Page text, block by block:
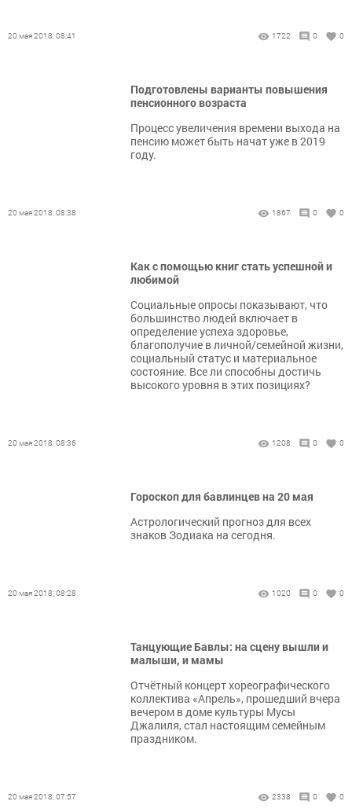
20 мая 2018, 08:41 1722 0 0
Подготовлены варианты повышения
пенсионного возраста
Процесс увеличения времени выхода на
пенсию может быть начат уже в 2019
году.
20 мая 2018, 08:38 1867 0 0
Как с помощью книг стать успешной и
любимой
Социальные опросы показывают, что
большинство людей включает в
определение успеха здоровье,
благополучие в личной/семейной жизни,
социальный статус и материальное
состояние. Все ли способны достичь
высокого уровня в этих позициях?
20 мая 2018, 08:36 1208 0 0
Гороскоп для бавлинцев на 20 мая
Астрологический прогноз для всех
знаков Зодиака на сегодня.
20 мая 2018, 08:28 1020 0 0
Танцующие Бавлы: на сцену вышли и
малыши, и мамы
Отчётный концерт хореографического
коллектива «Апрель», прошедший вчера
вечером в доме культуры Мусы
Джалиля, стал настоящим семейным
праздником.
20 мая 2018, 07:57 2338 0 0